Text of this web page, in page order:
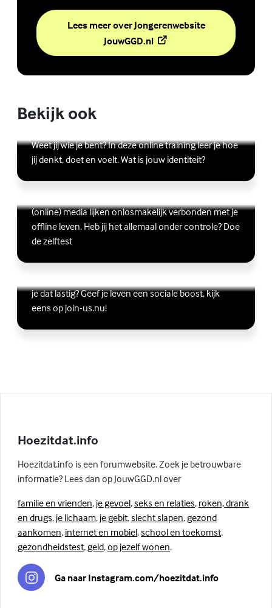
Lees meer over Jongerenwebsite
JouwGGD.nl(Externe link)
Bekijk ook
Online zelfhulptraining - Wie ben ik?
Weet jij wie je bent? In deze online training leer je hoe
jij denkt, doet en voelt. Wat is jouw identiteit?
Lees meer over Online zelfhulptraining - Wie ben ik?
(Externe link)
Ben jij digitaal in balans?
(online) media lijken onlosmakelijk verbonden met je
offline leven. Heb jij het allemaal onder controle? Doe
de zelftest
Lees meer over Ben jij digitaal in balans?
(Externe link)
Vriendschap
je dat lastig? Geef je leven een sociale boost, kijk
eens op join-us.nu!
Lees meer over Vriendschap
(Externe link)
Hoezitdat.info
Hoezitdat.info is een forumwebsite. Zoek je betrouwbare
informatie? Lees dan op JouwGGD.nl over
familie en vrienden, je gevoel,seks en relaties, roken, drank
en drugs, je lichaam, je gebit,slecht slapen,gezond
aankomen, internet en mobiel,school en toekomst,
gezondheidstest,geld,op jezelf wonen.
Ga naar Instagram.com/hoezitdat.info